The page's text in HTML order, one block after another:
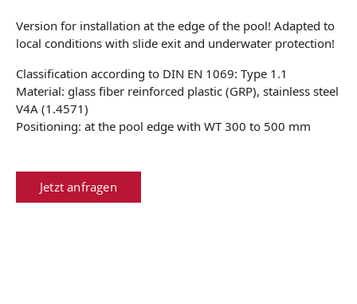
Version for installation at the edge of the pool! Adapted to
local conditions with slide exit and underwater protection!
Classification according to DIN EN 1069: Type 1.1
Material: glass fiber reinforced plastic (GRP), stainless steel
V4A (1.4571)
Positioning: at the pool edge with WT 300 to 500 mm
Jetzt anfragen